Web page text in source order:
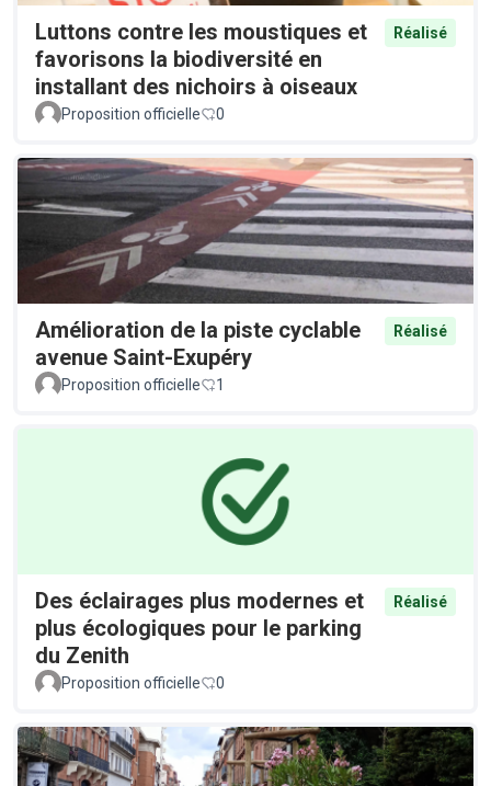
Luttons contre les moustiques et
favorisons la biodiversité en
installant des nichoirs à oiseaux
Réalisé
Proposition officielle 0
Amélioration de la piste cyclable
avenue Saint-Exupéry
Réalisé
Proposition officielle 1
Des éclairages plus modernes et
plus écologiques pour le parking
du Zenith
Réalisé
Proposition officielle 0